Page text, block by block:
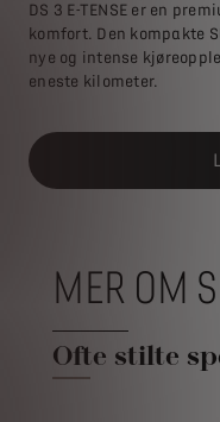
DS 3 E-TENSE er en
komfort. Den kompakte
nye og intense
eneste kilometer.
MER OM
Ofte stilte